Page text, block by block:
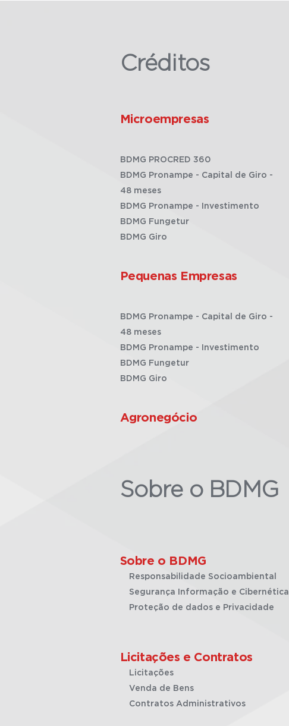
Créditos
Microempresas
BDMG PROCRED 360
BDMG Pronampe - Capital de Giro -
48 meses
BDMG Pronampe - Investimento
BDMG Fungetur
BDMG Giro
Pequenas Empresas
BDMG Pronampe - Capital de Giro -
48 meses
BDMG Pronampe - Investimento
BDMG Fungetur
BDMG Giro
Agronegócio
Sobre o BDMG
Sobre o BDMG
Responsabilidade Socioambiental
Segurança Informação e Cibernética
Proteção de dados e Privacidade
Licitações e Contratos
Licitações
Venda de Bens
Contratos Administrativos